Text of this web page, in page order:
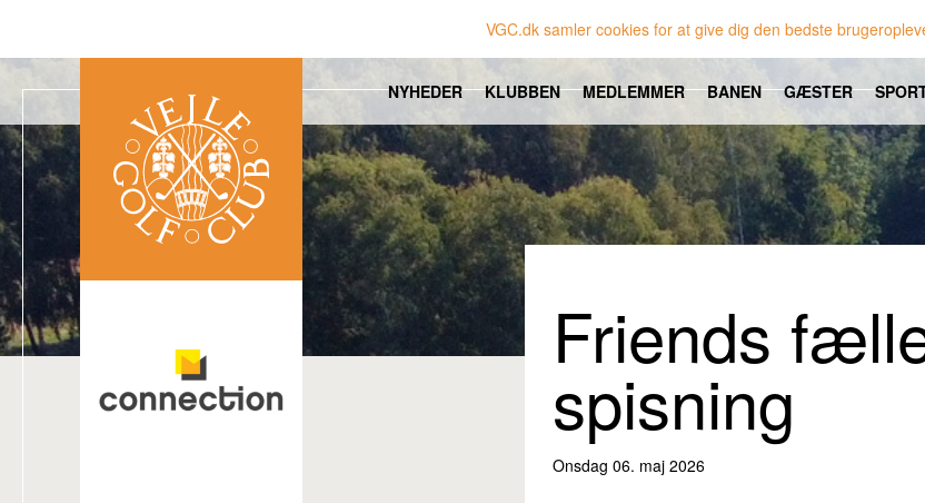
VGC.dk samler cookies for at give dig den bedste
NYHEDER KLUBBEN MEDLEMMER BANEN GÆSTER
Friends
spisning
Onsdag 06. maj 2026